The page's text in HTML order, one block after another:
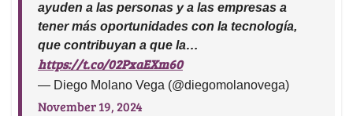
ayuden a las personas y a las empresas a
tener más oportunidades con la tecnología,
que contribuyan a que la…
https://t.co/02PxaEXm60
— Diego Molano Vega (@diegomolanovega)
November 19, 2024